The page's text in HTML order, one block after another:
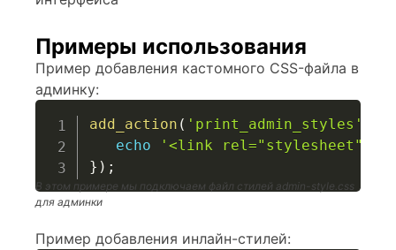
Примеры использования
Пример добавления кастомного CSS-файла в
админку:
add_action ( 'print_admin_styles'
echo
'<link rel="stylesheet"
} ) ;
В этом примере мы подключаем файл стилей admin-style.css
для админки
Пример добавления инлайн-стилей: